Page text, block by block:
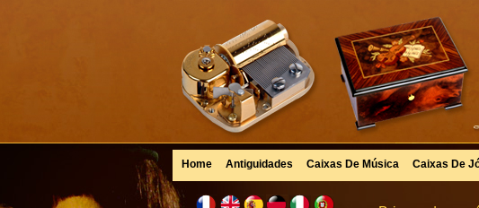
Home Antiguidades Caixas De Música Caixas De